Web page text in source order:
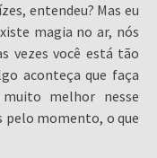
entendeu? Mas eu
magia no ar, nós
vezes você está tão
aconteça que faça
melhor nesse
pelo momento, o que